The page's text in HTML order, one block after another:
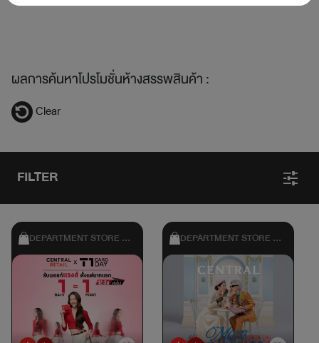
ผลการค้นหาโปรโมชั่นห้างสรรพสินค้า :
Clear
FILTER
DEPARTMENT STORE &
SHOPPING
DEPARTMENT STORE &
SHOPPING